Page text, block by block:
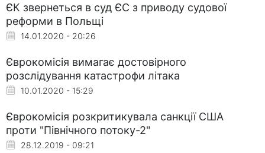
ЄК звернеться в суд ЄС з приводу судової
реформи в Польщі
14.01.2020 - 20:26
Єврокомісія вимагає достовірного
розслідування катастрофи літака
10.01.2020 - 15:29
Єврокомісія розкритикувала санкції США
проти "Північного потоку-2"
28.12.2019 - 09:21